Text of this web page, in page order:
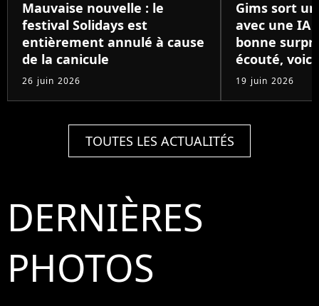
Mauvaise nouvelle : le
festival Solidays est
entièrement annulé à cause
de la canicule
26 juin 2026
Gims sort
avec une IA
bonne
écouté,
19 juin 2026
TOUTES LES ACTUALITÉS
DERNIÈRES
PHOTOS